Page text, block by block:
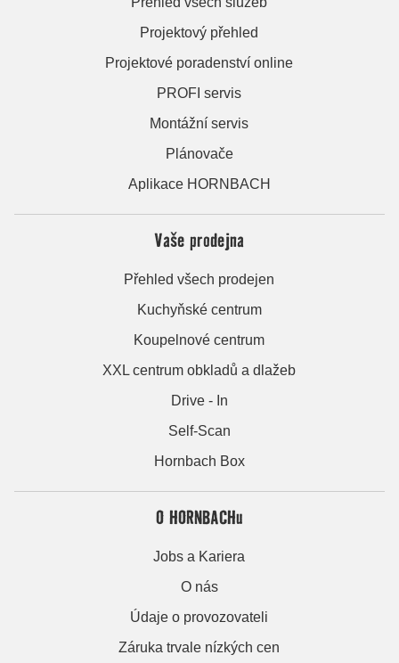
Projektový přehled
Projektové poradenství online
PROFI servis
Montážní servis
Plánovače
Aplikace HORNBACH
Vaše prodejna
Přehled všech prodejen
Kuchyňské centrum
Koupelnové centrum
XXL centrum obkladů a dlažeb
Drive - In
Self-Scan
Hornbach Box
O HORNBACHu
Jobs a Kariera
O nás
Údaje o provozovateli
Záruka trvale nízkých cen